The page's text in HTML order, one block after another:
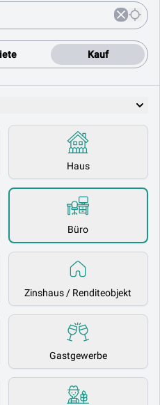
Kauf
Haus
Büro
Zinshaus / Renditeobjekt
Gastgewerbe